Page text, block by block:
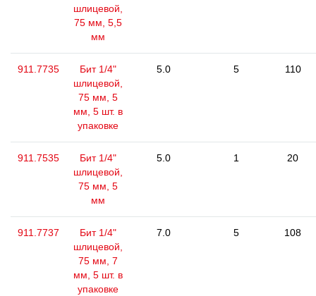
шлицевой,
75 мм, 5,5
мм
911.7735
Бит 1/4"
шлицевой,
75 мм, 5
мм, 5 шт. в
упаковке
5.0 5 110
911.7535
Бит 1/4"
шлицевой,
75 мм, 5
мм
5.0 1 20
911.7737
Бит 1/4"
шлицевой,
75 мм, 7
мм, 5 шт. в
упаковке
7.0 5 108